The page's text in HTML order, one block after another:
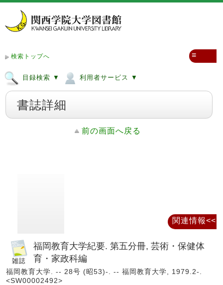
検索トップへ
目録検索 ▼ 利用者サービス ▼
≡
書誌詳細
前の画面へ戻る
福岡教育大学紀要. 第五分冊, 芸術・保健体
育・家政科編
福岡教育大学. -- 28号 (昭53)-. -- 福岡教育大学, 1979.2-.
<SW00002492>
関連情報<<